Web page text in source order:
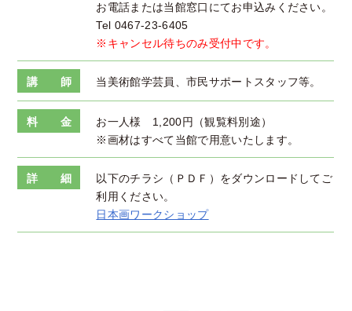
お電話または当館窓口にてお申込みください。
Tel 0467-23-6405
※キャンセル待ちのみ受付中です。
講 師 当美術館学芸員、市民サポートスタッフ等。
料 金
お一人様 1,200円（観覧料別途）
※画材はすべて当館で用意いたします。
詳 細
以下のチラシ（ＰＤＦ）をダウンロードしてご
利用ください。
日本画ワークショップ